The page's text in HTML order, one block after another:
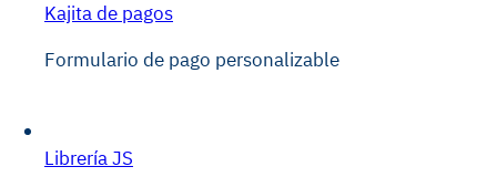
Kajita de pagos
Formulario de pago personalizable
Librería JS